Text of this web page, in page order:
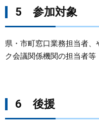
5 参加対象
県・市町窓口業務担当者
ク会議関係機関の担当者
6 後援